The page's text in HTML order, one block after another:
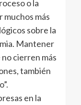
o la
muchos más
sobre la
Mantener
cierren más
también
en la